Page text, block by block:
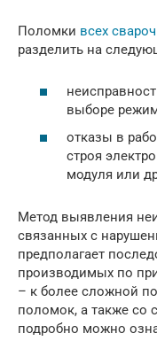
Поломки всех
разделить на
выборе
отказы в
строя
модуля или
Метод выявления
связанных с
предполагает
производимых по
– к более сложной
поломок, а также со
подробно можно